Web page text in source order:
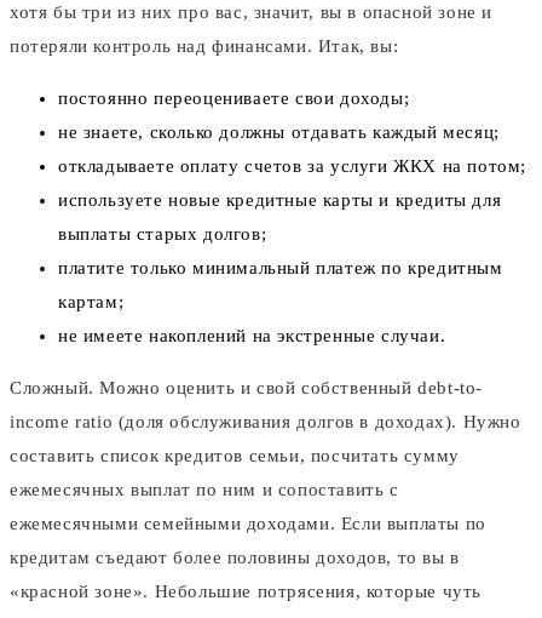
хотя бы три из них про вас, значит, вы в опасной зоне и
потеряли контроль над финансами. Итак, вы:
постоянно переоцениваете свои доходы;
не знаете, сколько должны отдавать каждый месяц;
откладываете оплату счетов за услуги ЖКХ на потом;
используете новые кредитные карты и кредиты для
выплаты старых долгов;
платите только минимальный платеж по кредитным
картам;
не имеете накоплений на экстренные случаи.
Сложный. Можно оценить и свой собственный debt-to-
income ratio (доля обслуживания долгов в доходах). Нужно
составить список кредитов семьи, посчитать сумму
ежемесячных выплат по ним и сопоставить с
ежемесячными семейными доходами. Если выплаты по
кредитам съедают более половины доходов, то вы в
«красной зоне». Небольшие потрясения, которые чуть